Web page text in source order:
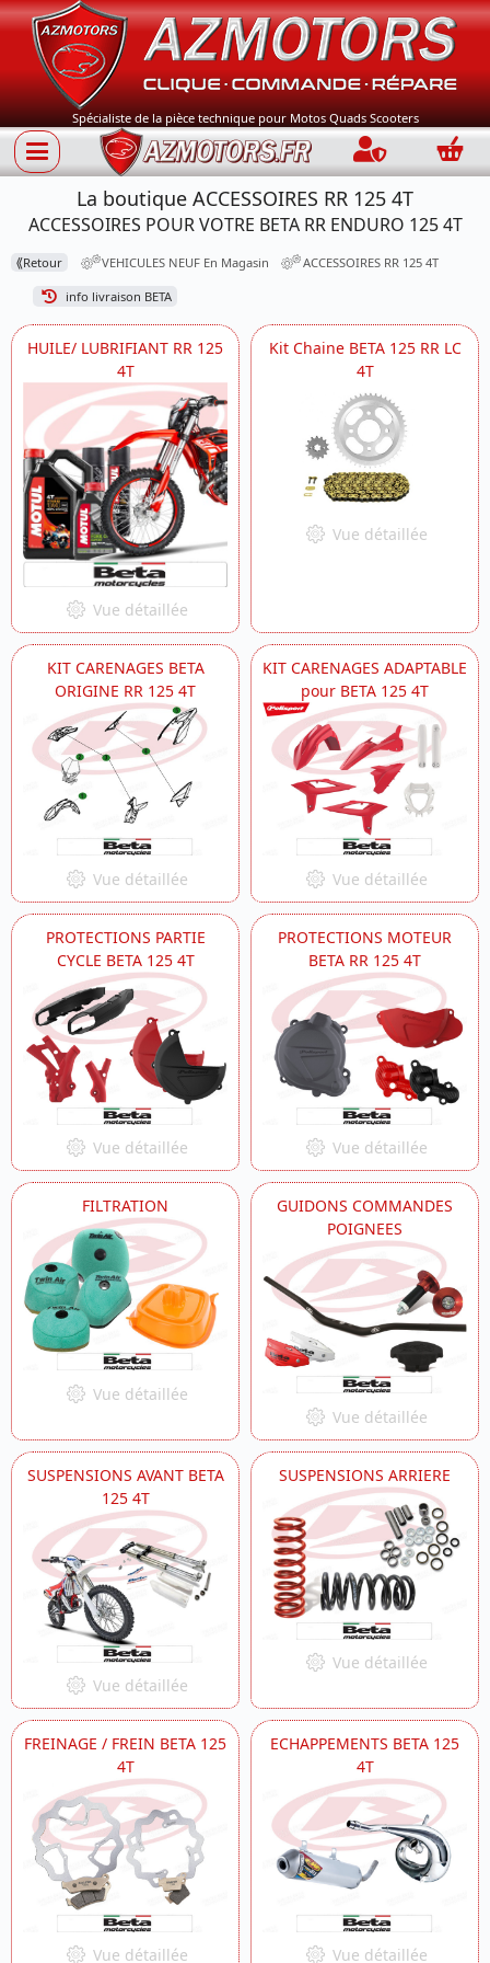
Spécialiste de la pièce technique pour Motos Quads Scooters
Connection
La boutique ACCESSOIRES RR 125 4T
ACCESSOIRES POUR VOTRE BETA RR ENDURO 125 4T
⟪Retour VEHICULES NEUF En Magasin ACCESSOIRES RR 125 4T
info livraison BETA
HUILE/ LUBRIFIANT RR 125
4T
Vue détaillée
Kit Chaine BETA 125 RR LC
4T
Vue détaillée
KIT CARENAGES BETA
ORIGINE RR 125 4T
Vue détaillée
KIT CARENAGES ADAPTABLE
pour BETA 125 4T
Vue détaillée
PROTECTIONS PARTIE
CYCLE BETA 125 4T
Vue détaillée
PROTECTIONS MOTEUR
BETA RR 125 4T
Vue détaillée
FILTRATION
Vue détaillée
GUIDONS COMMANDES
POIGNEES
Vue détaillée
SUSPENSIONS AVANT BETA
125 4T
Vue détaillée
SUSPENSIONS ARRIERE
Vue détaillée
FREINAGE / FREIN BETA 125
4T
Vue détaillée
ECHAPPEMENTS BETA 125
4T
Vue détaillée